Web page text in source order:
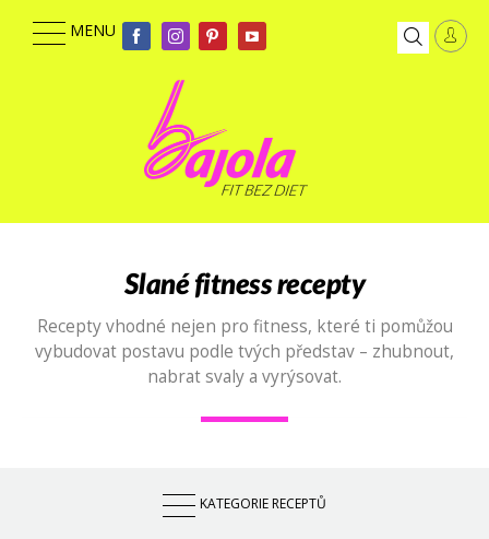
Slanéfitness recepty
Recepty vhodné nejen pro fitness, které ti pomůžou
vybudovat postavu podle tvých představ – zhubnout,
nabrat svaly a vyrýsovat.